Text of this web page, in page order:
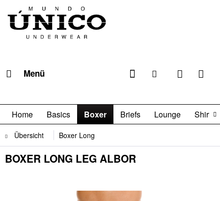
Menü
Home Basics Boxer Briefs Lounge Shirts
Übersicht Boxer Long
BOXER LONG LEG ALBOR